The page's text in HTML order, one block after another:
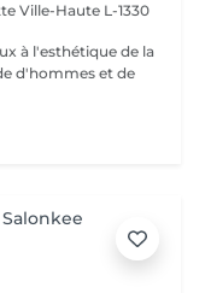
Ville-Haute L-1330
à l'esthétique de la
d'hommes et de